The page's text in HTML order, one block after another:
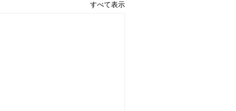
すべて表示